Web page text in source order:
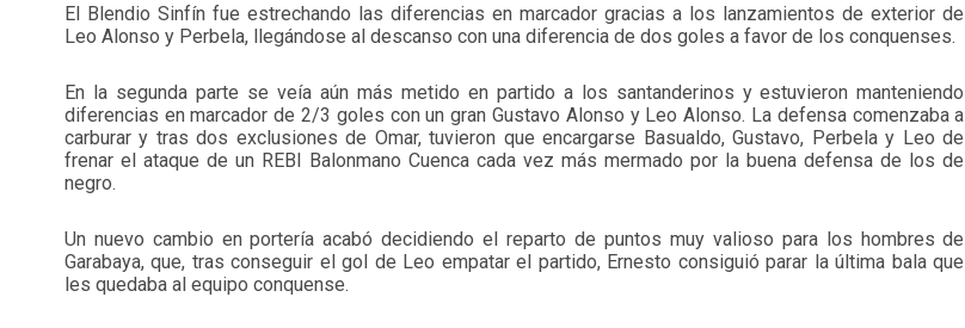
El Blendio Sinfín fue estrechando las diferencias en marcador gracias a los lanzamientos de exterior de
Leo Alonso y Perbela, llegándose al descanso con una diferencia de dos goles a favor de los conquenses.
En la segunda parte se veía aún más metido en partido a los santanderinos y estuvieron manteniendo
diferencias en marcador de 2/3 goles con un gran Gustavo Alonso y Leo Alonso. La defensa comenzaba a
carburar y tras dos exclusiones de Omar, tuvieron que encargarse Basualdo, Gustavo, Perbela y Leo de
frenar el ataque de un REBI Balonmano Cuenca cada vez más mermado por la buena defensa de los de
negro.
Un nuevo cambio en portería acabó decidiendo el reparto de puntos muy valioso para los hombres de
Garabaya, que, tras conseguir el gol de Leo empatar el partido, Ernesto consiguió parar la última bala que
les quedaba al equipo conquense.